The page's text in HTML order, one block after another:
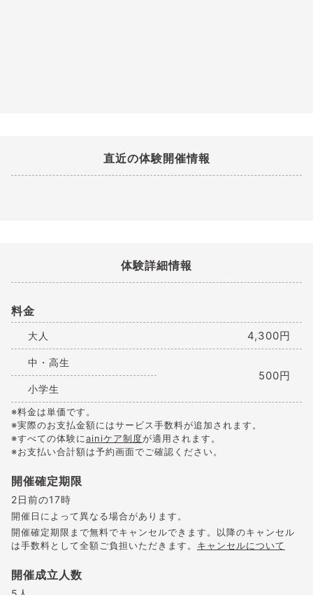
直近の体験開催情報
体験詳細情報
料金
大人 4,300円
中・高生
小学生
500円
※料金は単価です。
※実際のお支払金額にはサービス手数料が追加されます。
※すべての体験にainiケア制度が適用されます。
※お支払い合計額は予約画面でご確認ください。
開催確定期限
2日前の17時
開催日によって異なる場合があります。
開催確定期限まで無料でキャンセルできます。以降のキャンセル
は手数料として全額ご負担いただきます。 キャンセルについて
開催成立人数